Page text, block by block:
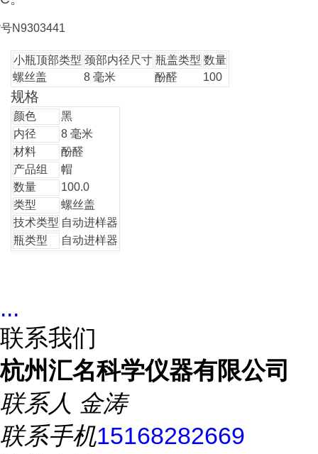
N9303441
小瓶顶部类型 颈部内径尺寸 瓶盖类型 数量
螺丝盖
8 毫米 酚醛 100
规格
颜色
黑
内径
8 毫米
材料
酚醛
产品组
帽
数量
100.0
类型
螺丝盖
技术类型 自动进样器
瓶类型
自动进样器
...
联系我们
杭州汇名科学仪器有限公司
联系人 金涛
联系手机15168282669